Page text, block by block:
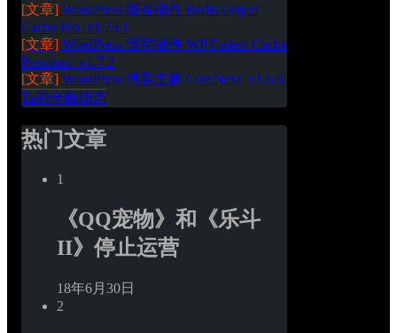
[文章] WordPress 缓存插件 Redis Object
Cache Pro_v1.23.1
[文章] WordPress 缓存插件 WP Fastest Cache
Premium_v1.7.2
[文章] WordPress 博客主题 CoreNext_v1.6.6
Ta的全部动态
热门文章
1
《QQ宠物》和《乐斗
II》停止运营
18年6月30日
2